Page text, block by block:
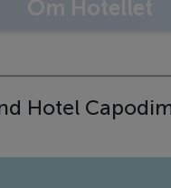
Hotel